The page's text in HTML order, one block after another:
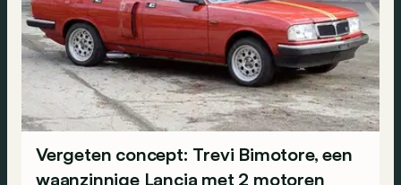
Vergeten concept: Trevi Bimotore, een
waanzinnige Lancia met 2 motoren